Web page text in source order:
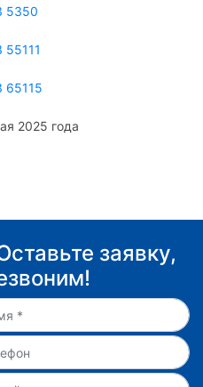
5350
65115
2025 года
заявку,